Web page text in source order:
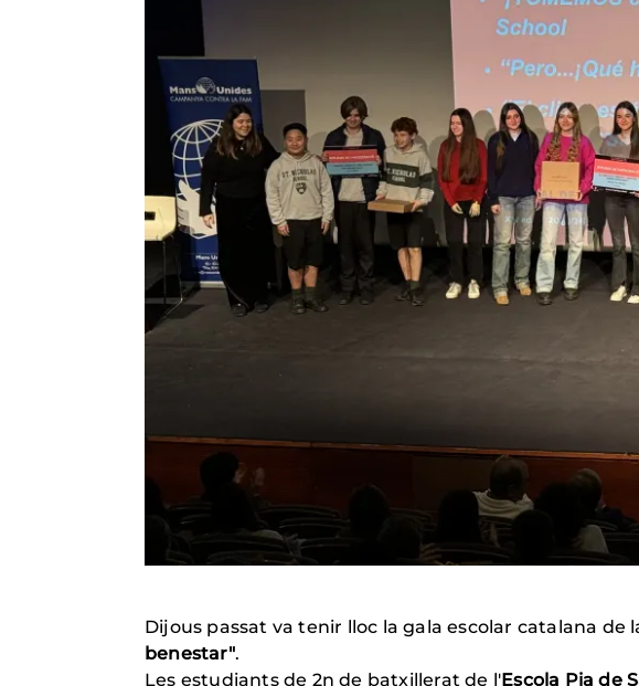
Dijous passat va tenir lloc la gala escolar catalana de
benestar".
Les estudiants de 2n de batxillerat de l'Escola Pia de